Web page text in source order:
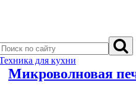
для кухни
Микроволновая